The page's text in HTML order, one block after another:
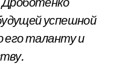
успешной
его таланту и